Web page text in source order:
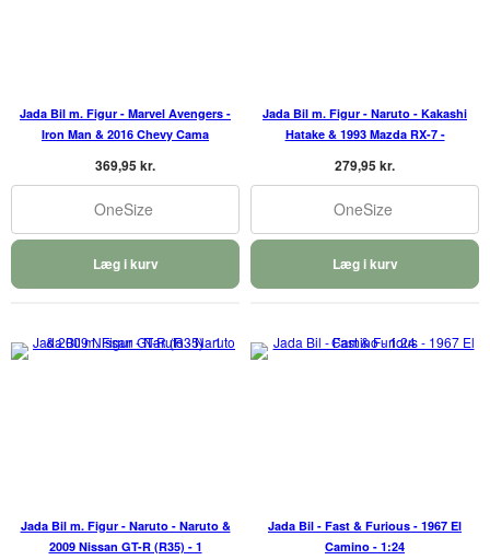
Jada Bil m. Figur - Marvel Avengers -
Iron Man & 2016 Chevy Cama
369,95 kr.
OneSize
Læg i kurv
Jada Bil m. Figur - Naruto - Kakashi
Hatake & 1993 Mazda RX-7 -
279,95 kr.
OneSize
Læg i kurv
Jada Bil m. Figur - Naruto - Naruto &
2009 Nissan GT-R (R35) - 1
Jada Bil - Fast & Furious - 1967 El
Camino - 1:24